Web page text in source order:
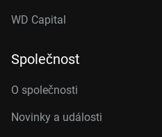
WD Capital
Společnost
O společnosti
Novinky a události